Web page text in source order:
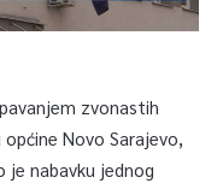
zvonastih
Novo Sarajevo,
je nabavku jednog